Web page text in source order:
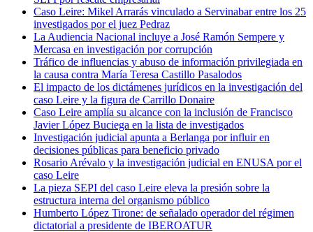
Caso Leire: Mikel Arrarás vinculado a Servinabar entre los 25
investigados por el juez Pedraz
La Audiencia Nacional incluye a José Ramón Sempere y
Mercasa en investigación por corrupción
Tráfico de influencias y abuso de información privilegiada en
la causa contra María Teresa Castillo Pasalodos
El impacto de los dictámenes jurídicos en la investigación del
caso Leire y la figura de Carrillo Donaire
Caso Leire amplía su alcance con la inclusión de Francisco
Javier López Buciega en la lista de investigados
Investigación judicial apunta a Berlanga por influir en
decisiones públicas para beneficio privado
Rosario Arévalo y la investigación judicial en ENUSA por el
caso Leire
La pieza SEPI del caso Leire eleva la presión sobre la
estructura interna del organismo público
Humberto López Tirone: de señalado operador del régimen
dictatorial a presidente de IBEROATUR